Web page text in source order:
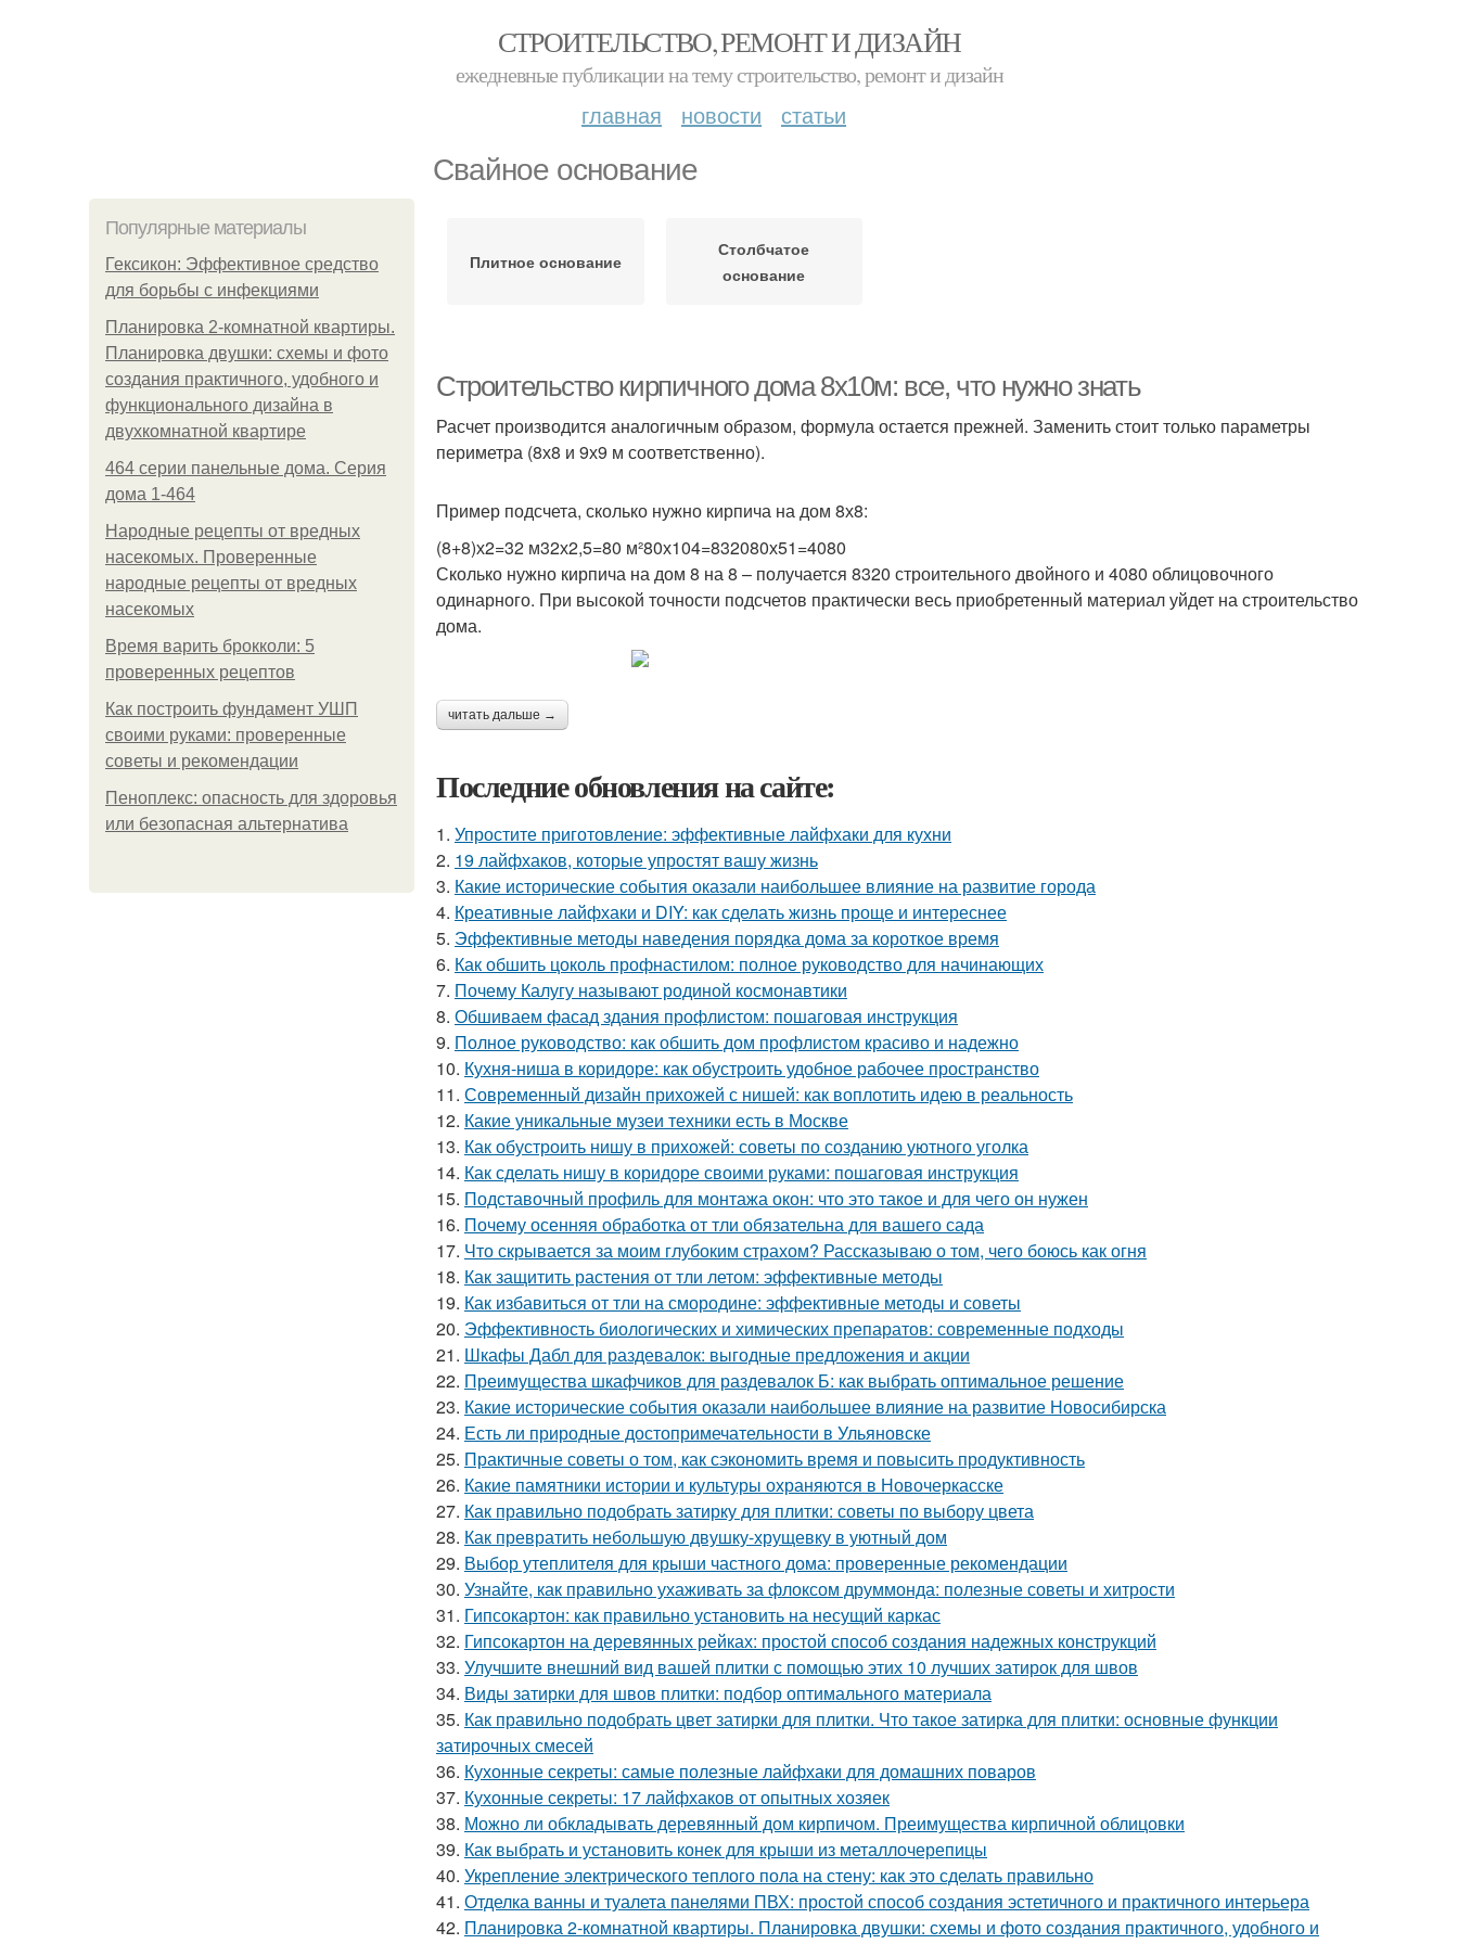
СТРОИТЕЛЬСТВО, РЕМОНТ И ДИЗАЙН
ежедневные публикации на тему строительство, ремонт и дизайн
главная новости статьи
Свайное основание
Популярные материалы
Гексикон: Эффективное средство
для борьбы с инфекциями
Планировка 2-комнатной квартиры.
Планировка двушки: схемы и фото
создания практичного, удобного и
функционального дизайна в
двухкомнатной квартире
464 серии панельные дома. Серия
дома 1-464
Народные рецепты от вредных
насекомых. Проверенные
народные рецепты от вредных
насекомых
Время варить брокколи: 5
проверенных рецептов
Как построить фундамент УШП
своими руками: проверенные
советы и рекомендации
Пеноплекс: опасность для здоровья
или безопасная альтернатива
Плитное основание
Столбчатое
основание
Строительство кирпичного дома 8х10м: все, что нужно знать
Расчет производится аналогичным образом, формула остается прежней. Заменить стоит только параметры
периметра (8х8 и 9х9 м соответственно).
Пример подсчета, сколько нужно кирпича на дом 8х8:
(8+8)х2=32 м32х2,5=80 м²80х104=832080х51=4080
Сколько нужно кирпича на дом 8 на 8 – получается 8320 строительного двойного и 4080 облицовочного
одинарного. При высокой точности подсчетов практически весь приобретенный материал уйдет на строительство
дома.
читать дальше →
Последние обновления на сайте:
1. Упростите приготовление: эффективные лайфхаки для кухни
2. 19 лайфхаков, которые упростят вашу жизнь
3. Какие исторические события оказали наибольшее влияние на развитие города
4. Креативные лайфхаки и DIY: как сделать жизнь проще и интереснее
5. Эффективные методы наведения порядка дома за короткое время
6. Как обшить цоколь профнастилом: полное руководство для начинающих
7. Почему Калугу называют родиной космонавтики
8. Обшиваем фасад здания профлистом: пошаговая инструкция
9. Полное руководство: как обшить дом профлистом красиво и надежно
10. Кухня-ниша в коридоре: как обустроить удобное рабочее пространство
11. Современный дизайн прихожей с нишей: как воплотить идею в реальность
12. Какие уникальные музеи техники есть в Москве
13. Как обустроить нишу в прихожей: советы по созданию уютного уголка
14. Как сделать нишу в коридоре своими руками: пошаговая инструкция
15. Подставочный профиль для монтажа окон: что это такое и для чего он нужен
16. Почему осенняя обработка от тли обязательна для вашего сада
17. Что скрывается за моим глубоким страхом? Рассказываю о том, чего боюсь как огня
18. Как защитить растения от тли летом: эффективные методы
19. Как избавиться от тли на смородине: эффективные методы и советы
20. Эффективность биологических и химических препаратов: современные подходы
21. Шкафы Дабл для раздевалок: выгодные предложения и акции
22. Преимущества шкафчиков для раздевалок Б: как выбрать оптимальное решение
23. Какие исторические события оказали наибольшее влияние на развитие Новосибирска
24. Есть ли природные достопримечательности в Ульяновске
25. Практичные советы о том, как сэкономить время и повысить продуктивность
26. Какие памятники истории и культуры охраняются в Новочеркасске
27. Как правильно подобрать затирку для плитки: советы по выбору цвета
28. Как превратить небольшую двушку-хрущевку в уютный дом
29. Выбор утеплителя для крыши частного дома: проверенные рекомендации
30. Узнайте, как правильно ухаживать за флоксом друммонда: полезные советы и хитрости
31. Гипсокартон: как правильно установить на несущий каркас
32. Гипсокартон на деревянных рейках: простой способ создания надежных конструкций
33. Улучшите внешний вид вашей плитки с помощью этих 10 лучших затирок для швов
34. Виды затирки для швов плитки: подбор оптимального материала
35. Как правильно подобрать цвет затирки для плитки. Что такое затирка для плитки: основные функции
затирочных смесей
36. Кухонные секреты: самые полезные лайфхаки для домашних поваров
37. Кухонные секреты: 17 лайфхаков от опытных хозяек
38. Можно ли обкладывать деревянный дом кирпичом. Преимущества кирпичной облицовки
39. Как выбрать и установить конек для крыши из металлочерепицы
40. Укрепление электрического теплого пола на стену: как это сделать правильно
41. Отделка ванны и туалета панелями ПВХ: простой способ создания эстетичного и практичного интерьера
42. Планировка 2-комнатной квартиры. Планировка двушки: схемы и фото создания практичного, удобного и